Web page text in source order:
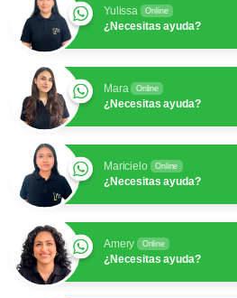
Yulissa Online
¿Necesitas ayuda?
Mara Online
¿Necesitas ayuda?
Maricielo Online
¿Necesitas ayuda?
Amery Online
¿Necesitas ayuda?